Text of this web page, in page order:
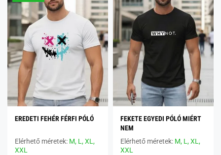
EREDETI FEHÉR FÉRFI PÓLÓ
Elérhető méretek: M, L,XL,
XXL
FEKETE EGYEDI PÓLÓ MIÉRT
NEM
Elérhető méretek: M, L,XL,
XXL